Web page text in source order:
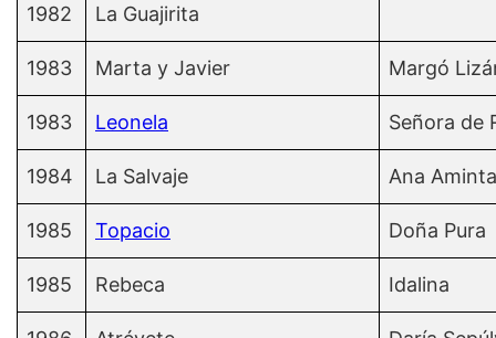
1982 La Guajirita
1983 Marta y Javier Margó
1983 Leonela Señora de
1984 La Salvaje Ana Aminta
1985 Topacio Doña Pura
1985 Rebeca Idalina